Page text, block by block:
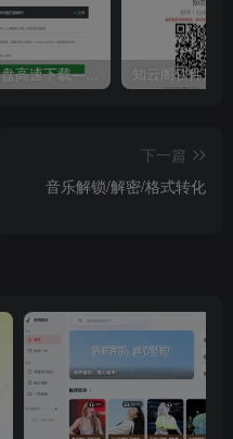
百度网盘高速下载——解析站点汇总
下一篇
音乐解锁/解密/格式转化